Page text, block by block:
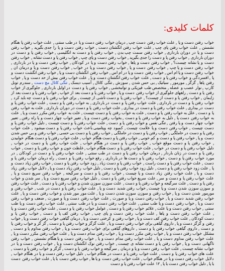
کلمات کلیدی:
خواب رفتن دست و پا , علت خواب رفتن دست چپ , درمان خواب رفتن دست و پا در طب سنتی , علت خواب رفتن پا هنگام
نشستن , علت خواب رفتن پای چپ , علت خواب رفتن انگشتان دست , خواب رفتن دست و پا را جدی بگیرید , خواب رفتن
دست و پا در دوران بارداری , خواب رفتن سمت چپ بدن , خواب رفتن پا و دست به انگلیسی , خواب رفتن پا و دست در
دوران بارداری , خواب رفتن پا و دست را جدی بگیرید , خواب رفتن دست و پای چپ , خواب رفتن پا و دست نشانه , خواب رفتن
دست و پا نشانه چیست؟ , خواب رفتن دست و پاها , خواب رفتن دست و پا در کودکان , خواب رفتن دست و پا در بارداری ,
خواب رفتن دست و پا چپ , خواب رفتن دست و پا , خواب رفتن دست و پا در خواب , خواب رفتن دست و پا و درمان ان ,
خواب رفتن دست و پا ام اس , خواب رفتن دست و پا در ام اس , خواب رفتن انگشتان دست و پا , خواب رفتن انگشت دست و
پا , افسردگی و خواب رفتن پا و دست , علت خواب رفتن انگشتان دست و پا , علت خواب رفتن بیش از حد دست و پا , خواب
رفتن پاها , گزگز , مورمور , سیاتیک , بی حس شدن , سوزش , تنگی کانال , آسیب دیسک , تنگی کانال مچ دست , سندرم تونل
کارپ , نوار عصب و عضله , متخصص طب فیزیکی و توانبخشی , خواب رفتن پا و دست در اوایل بارداری , جلوگیری از خواب
رفتن پا و دست , راههای جلوگیری از خواب رفتن دست و پا , خواب رفتن پا و دست بعد از خواب , خواب رفتن پا و دست بعد از
زایمان , خواب رفتن پا و دست از چیست؟ , خواب رفتن پا و دست ناشی از چیست , برای خواب رفتن پا و دست چه باید کرد ,
خواب رفتن پا و دست در بارداری , علت خواب رفتن پا و دست در بارداری , به خواب رفتن پا و دست , علت خواب رفتن پا و
دست در بیداری , علت خواب رفتن پا و دست در بیداری , علت خواب رفتن پا و دست در دوران بارداری , علت به خواب رفتن
پا و دست , علل به خواب رفتن پا و دست , علت به خواب رفتن پا و دست چیست , علت به خواب رفتن مکرر دست و پا , علت
به خواب رفتن دست پا , دلیل به خواب رفتن پا و دست , بخواب رفتن دست و پا , تعبیر خواب چهار دست و پا راه رفتن , تعبیر
خواب چهار دست و پا رفتن , تنگی نفس و خواب رفتن پا و دست , علت خواب رفتن پا و دست چیست , دلیل خواب رفتن پا و
دست چیست , خواب رفتن دست و پا علامت چیست , کمبود چه ویتامینی باعث خواب رفتن پا و دست میشود , علت خواب
رفتن پا و دست در حاملگی , خواب رفتن پا و دست در حاملگی , خواب رفتن پا و دست بی حسی , خواب رفتن و بی حس شدن
دست و پا , خواب رفتن پا و دست و کم خونی , خواب رفتن پا و دست هنگام خواب , علت خواب رفتن پا و دست هنگام خوابیدن
, خواب رفتن پا و دست موقع خواب , خواب رفتن پا و دست در هنگام خواب , علت خواب رفتن پا و دست در خواب ,
دلیل خواب رفتن پا و دست در خواب , علت خواب رفتن پا و دست هنگام خواب , غلظت خون و خواب رفتن پا و دست , خواب
رفتن پا و دست در زنان باردار , درمان خواب رفتن پا و دست در طب سنتی , علت خواب رفتن پا و دست در کودکان , در
مورد خواب رفتن پا و دست , خواب رفتن پا و دست ها در بارداری , رفع خواب رفتن پا و دست , راه درمان خواب رفتن پا و
دست , علت خواب رفتن پا و دست راست , خواب رفتن پا و دست زیاد , زود خواب رفتن پا و دست , خواب رفتن زیاد دست و
پا , علت زود خواب رفتن پا و دست , دلیل زود خواب رفتن پا و دست , دلیل خواب رفتن زیاد دست و پا , دلایل خواب رفتن زیاد
دست و پا , علت خواب رفتن زیاد دست و پا چیست , خواب رفتن پا و دست و سرگیجه , خواب رفتن سریع دست و پا ,
علت خواب رفتن پا و دست و سر , علت سریع خواب رفتن پا و دست , دلیل خواب رفتن سریع دست و پا , سر شدن و خواب
رفتن پا و دست , علت سرگیجه و خواب رفتن پا و دست , علت سوزن سوزن شدن و خواب رفتن پا و دست , علت خواب رفتن
و سوزن سوزن شدن دست و پا چیست , خواب رفتن شدید دست و پا , علت خواب رفتن پا و دست در شب , خواب رفتن و
مورمور شدن دست و پا , خواب رفتن و سوزن سوزن شدن دست و پا , علت مور مور شدن و خواب رفتن دست و پا , علت
خواب رفتن شدید دست و پا , خواب رفتن دست و پا و صورت , علت خواب رفتن دست و پا و صورت , ضعف و خواب رفتن
دست و پا , خواب رفتن دست و پا طب سنتی , علت خواب رفتن دست و پا در طب سنتی , علت خواب رفتن دست و پا طب
سنتی , خواب رفتن دست و پا علت , علائم خواب رفتن پا و دست , عوامل خواب رفتن پا و دست , علت خواب رفتن دست و پا
, علت خواب رفتن دست و پاها , علت خواب رفتن دست و پای چپ , خواب رفتن کف پا و دست , خواب رفتن پا و
دست کودکان , علت خواب رفتن کف دست و پا , خواب رفتن و کرختی دست و پا , درمان گیاهی خواب رفتن دست و پا , خواب
رفتن و گزگز دست و پا , داروی گیاهی برای خواب رفتن دست و پا , علت گزگز و خواب رفتن پا و دست , گز گز و خواب رفتن پا
و دست , داروی گیاهی خواب رفتن پا و دست , داروهای گیاهی برای خواب رفتن دست و پا , خواب رفتن مداوم پا و دست ,
مشکل خواب رفتن دست و پا , خواب رفتن مکرر دست و پا , خواب رفتن مدام دست و پا , علت خواب رفتن مکرر دست و پا ,
علت خواب رفتن مداوم دست و پا , علت خواب رفتن مدام دست و پا , خواب رفتن دست و پا هنگام نشستن , خواب رفتن
ناگهانی دست و پا , خواب رفتن پا و دست نشانه ی چیست , خواب رفتن نوک انگشتان دست و پا , خواب رفتن دست و پا در
خواب نشانه چیست , علت خواب رفتن دست و پا و درمان , سرگیجه و خواب رفتن پا و دست , گزگز و خواب رفتن پا و دست ,
علت های خواب رفتن پا و دست , علت خواب رفتن پا و دست در هنگام خواب , دلیل خواب رفتن دست و پا در هنگام خواب ,
دلایل خواب رفتن دست و پا در هنگام خواب , علت خواب رفتن دست و پا ها , خواب رفتن دست یا پا , علت خواب رفتن دست
یا پا , دلیل خواب رفتن دست یا پا , ۱۲ علت خواب رفتن پا و دست